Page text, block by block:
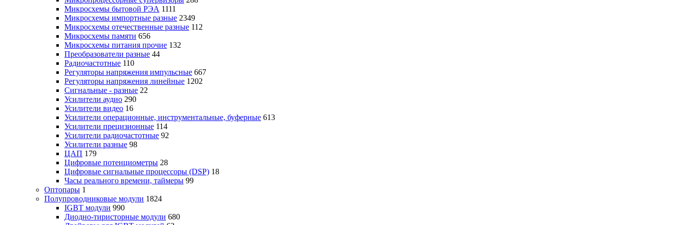
Микросхемы бытовой РЭА 1111
Микросхемы импортные разные 2349
Микросхемы отечественные разные 112
Микросхемы памяти 656
Микросхемы питания прочие 132
Преобразователи разные 44
Радиочастотные 110
Регуляторы напряжения импульсные 667
Регуляторы напряжения линейные 1202
Сигнальные - разные 22
Усилители аудио 290
Усилители видео 16
Усилители операционные, инструментальные, буферные 613
Усилители прецизионные 114
Усилители радиочастотные 92
Усилители разные 98
ЦАП 179
Цифровые потенциометры 28
Цифровые сигнальные процессоры (DSP) 18
Часы реального времени, таймеры 99
Оптопары 1
Полупроводниковые модули 1824
IGBT модули 990
Диодно-тиристорные модули 680